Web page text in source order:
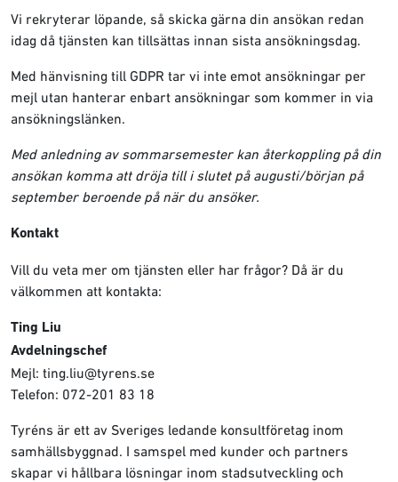
Vi rekryterar löpande, så skicka gärna din ansökan redan
idag då tjänsten kan tillsättas innan sista ansökningsdag.
Med hänvisning till GDPR tar vi inte emot ansökningar per
mejl utan hanterar enbart ansökningar som kommer in via
ansökningslänken.
Med anledning av sommarsemester kan återkoppling på din
ansökan komma att dröja till i slutet på augusti/början på
september beroende på när du ansöker.
Kontakt
Vill du veta mer om tjänsten eller har frågor? Då är du
välkommen att kontakta:
Ting Liu
Avdelningschef
Mejl: ting.liu@tyrens.se
Telefon: 072-201 83 18
Tyréns är ett av Sveriges ledande konsultföretag inom
samhällsbyggnad. I samspel med kunder och partners
skapar vi hållbara lösningar inom stadsutveckling och